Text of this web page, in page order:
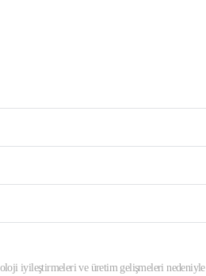
iyileştirmeleri ve üretim gelişmeleri nedeniyle